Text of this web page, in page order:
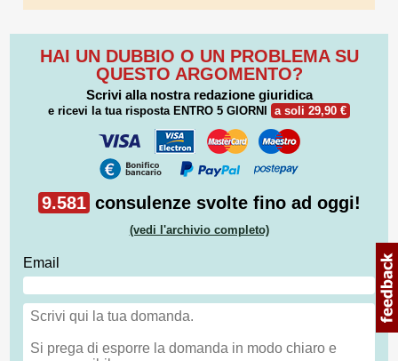
HAI UN DUBBIO O UN PROBLEMA SU
QUESTO ARGOMENTO?
Scrivi alla nostra redazione giuridica
e ricevi la tua risposta ENTRO 5 GIORNI a soli 29,90 €
9.581 consulenze svolte fino ad oggi!
(vedi l'archivio completo)
Email